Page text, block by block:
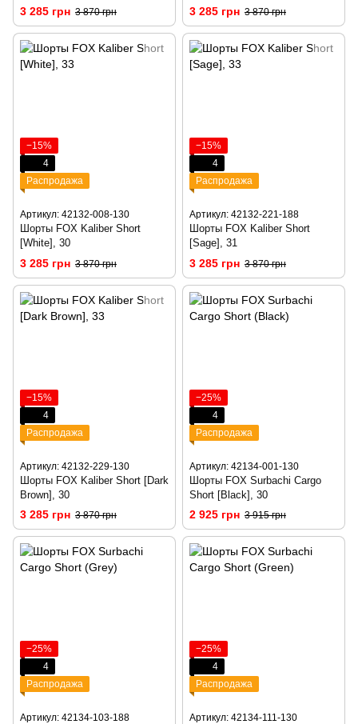
3 285 грн 3 870 грн 3 285 грн 3 870 грн
−15%
4
Распродажа
Артикул: 42132-008-130
Шорты FOX Kaliber Short
[White], 30
3 285 грн 3 870 грн
−15%
4
Распродажа
Артикул: 42132-221-188
Шорты FOX Kaliber Short
[Sage], 31
3 285 грн 3 870 грн
−15%
4
Распродажа
Артикул: 42132-229-130
Шорты FOX Kaliber Short [Dark
Brown], 30
3 285 грн 3 870 грн
−25%
4
Распродажа
Артикул: 42134-001-130
Шорты FOX Surbachi Cargo
Short [Black], 30
2 925 грн 3 915 грн
−25%
4
Распродажа
Артикул: 42134-103-188
−25%
4
Распродажа
Артикул: 42134-111-130